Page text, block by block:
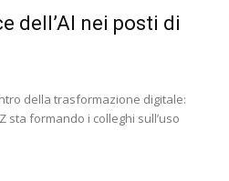
dell’AI nei posti di
della trasformazione digitale:
sta formando i colleghi sull’uso